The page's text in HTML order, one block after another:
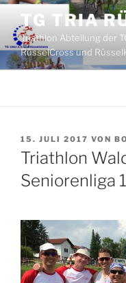
Zum
Inhalt
springen
TG TRIA
Triathlon Abteilung der
RüsselCross und
VERÖFFENTLICHT
AM
15. JULI 2017 VON
Triathlon
Seniorenliga